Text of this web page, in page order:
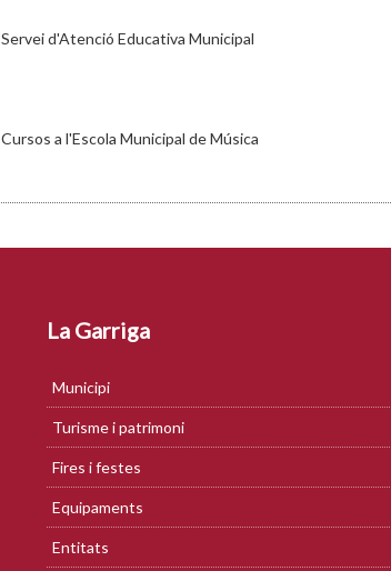
Servei d'Atenció Educativa Municipal
Cursos a l'Escola Municipal de Música
La Garriga
Municipi
Turisme i patrimoni
Fires i festes
Equipaments
Entitats